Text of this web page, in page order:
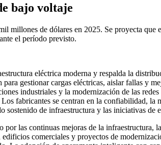
bajo voltaje
millones de dólares en 2025. Se proyecta
el período previsto.
eléctrica moderna y respalda la
gestionar cargas eléctricas, aislar fallas y
industriales y la modernización de las
fabricantes se centran en la confiabilidad,
sostenido de infraestructura y las iniciativas de
las continuas mejoras de la infraestructura,
comerciales y proyectos de